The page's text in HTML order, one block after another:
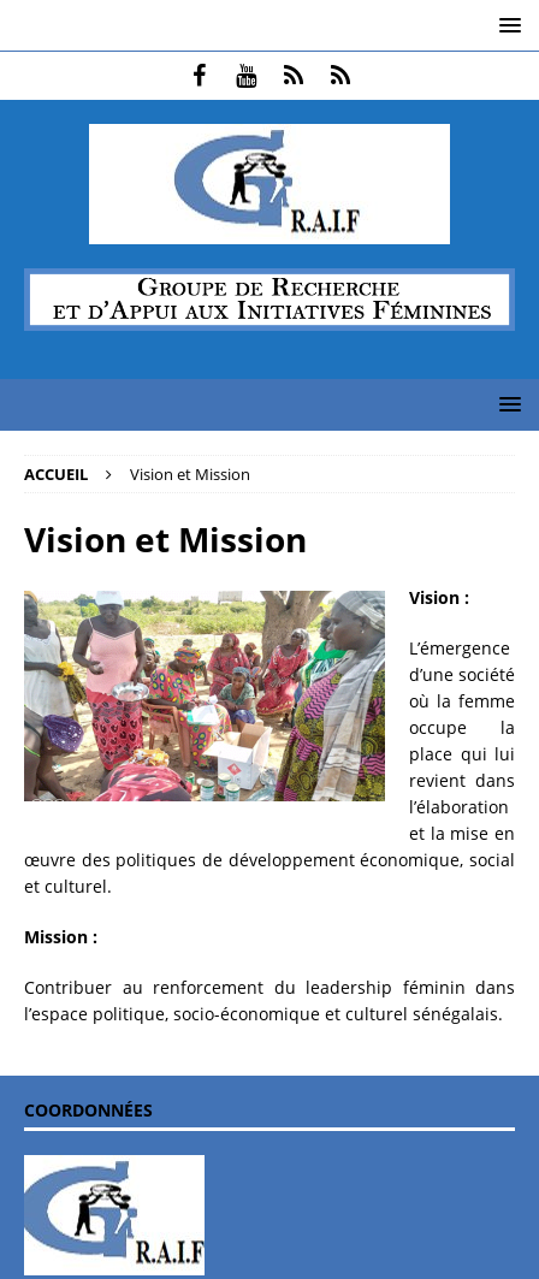
ACCUEIL Vision et Mission
Vision et Mission
Vision :
L’émergence
d’une société
où la femme
occupe la
place qui lui
revient dans
l’élaboration
et la mise en
œuvre des politiques de développement économique, social
et culturel.
Mission :
Contribuer au renforcement du leadership féminin dans
l’espace politique, socio-économique et culturel sénégalais.
COORDONNÉES